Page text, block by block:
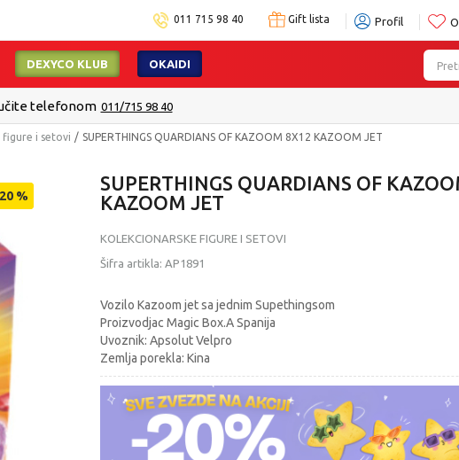
011 715 98 40 Gift lista Profil
DEXYCO KLUB OKAIDI
telefonom 011/715 98 40
figure i setovi SUPERTHINGS QUARDIANS OF KAZOOM 8X12 KAZOOM JET
20 %
SUPERTHINGS QUARDIANS OF
KAZOOM JET
KOLEKCIONARSKE FIGURE I SETOVI
Šifra artikla: AP1891
Vozilo Kazoom jet sa jednim Supethingsom
Proizvodjac Magic Box.A Spanija
Uvoznik: Apsolut Velpro
Zemlja porekla: Kina